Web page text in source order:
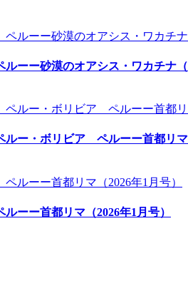
ーー砂漠のオアシス・ワカチナ（
ー・ボリビア ペルーー首都リマ
ーー首都リマ（2026年1月号）